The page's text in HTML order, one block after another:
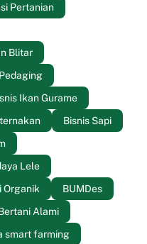
Pertanian
Blitar
Ikan Gurame
Bisnis Sapi
Lele
Organik
BUMDes
Alami
smart farming